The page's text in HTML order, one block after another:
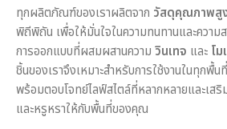
ทุกผลิตภัณฑ์ของเราผลิตจาก วัสดุคุณภาพสู
พิถีพิถัน เพื่อให้มั่นใจในความทนทานและความส
การออกแบบที่ผสมผสานความ วินเทจ และ โม
ชิ้นของเราจึงเหมาะสำหรับการใช้งานในทุกพื้
พร้อมตอบโจทย์ไลฟ์สไตล์ที่หลากหลายและเส
และหรูหราให้กับพื้นที่ของคุณ